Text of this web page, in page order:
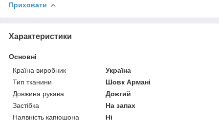
Приховати
Характеристики
Основні
Країна виробник
Україна
Тип тканини
Шовк Армані
Довжина рукава
Довгий
Застібка
На запах
Наявність капюшона
Ні